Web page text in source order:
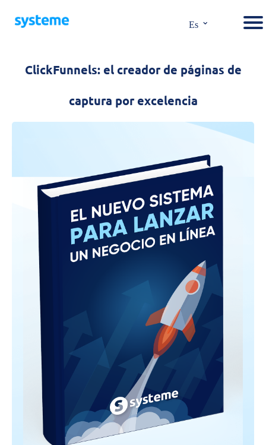
Es ⌄
ClickFunnels: el creador de páginas de
captura por excelencia